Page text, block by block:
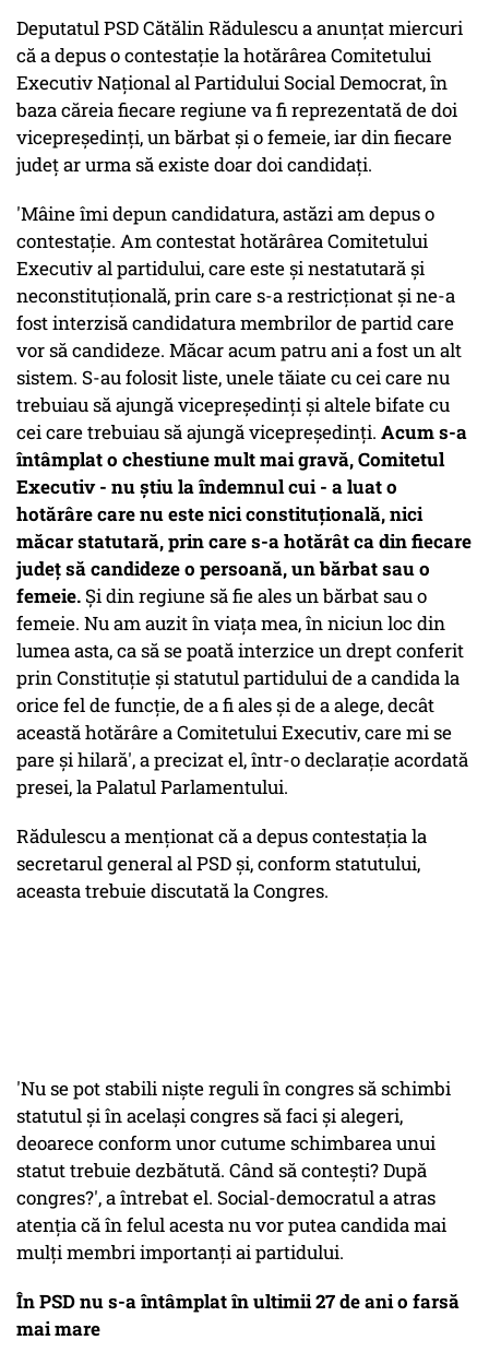
Deputatul PSD Cătălin Rădulescu a anunţat miercuri
că a depus o contestaţie la hotărârea Comitetului
Executiv Naţional al Partidului Social Democrat, în
baza căreia fiecare regiune va fi reprezentată de doi
vicepreşedinţi, un bărbat şi o femeie, iar din fiecare
judeţ ar urma să existe doar doi candidaţi.
'Mâine îmi depun candidatura, astăzi am depus o
contestaţie. Am contestat hotărârea Comitetului
Executiv al partidului, care este şi nestatutară şi
neconstituţională, prin care s-a restricţionat şi ne-a
fost interzisă candidatura membrilor de partid care
vor să candideze. Măcar acum patru ani a fost un alt
sistem. S-au folosit liste, unele tăiate cu cei care nu
trebuiau să ajungă vicepreşedinţi şi altele bifate cu
cei care trebuiau să ajungă vicepreşedinţi. Acum s-a
întâmplat o chestiune mult mai gravă, Comitetul
Executiv - nu ştiu la îndemnul cui - a luat o
hotărâre care nu este nici constituţională, nici
măcar statutară, prin care s-a hotărât ca din fiecare
judeţ să candideze o persoană, un bărbat sau o
femeie. Şi din regiune să fie ales un bărbat sau o
femeie. Nu am auzit în viaţa mea, în niciun loc din
lumea asta, ca să se poată interzice un drept conferit
prin Constituţie şi statutul partidului de a candida la
orice fel de funcţie, de a fi ales şi de a alege, decât
această hotărâre a Comitetului Executiv, care mi se
pare şi hilară', a precizat el, într-o declaraţie acordată
presei, la Palatul Parlamentului.
Rădulescu a menţionat că a depus contestaţia la
secretarul general al PSD şi, conform statutului,
aceasta trebuie discutată la Congres.
'Nu se pot stabili nişte reguli în congres să schimbi
statutul şi în acelaşi congres să faci şi alegeri,
deoarece conform unor cutume schimbarea unui
statut trebuie dezbătută. Când să conteşti? După
congres?', a întrebat el. Social-democratul a atras
atenţia că în felul acesta nu vor putea candida mai
mulţi membri importanţi ai partidului.
În PSD nu s-a întâmplat în ultimii 27 de ani o farsă
mai mare